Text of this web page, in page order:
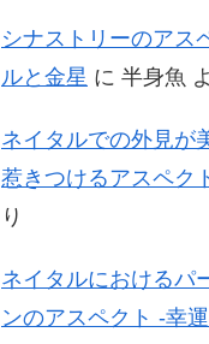
シナストリーのアス
ルと金星 に 半身魚
ネイタルでの外見が
惹きつけるアスペク
り
ネイタルにおけるパ
ンのアスペクト -幸